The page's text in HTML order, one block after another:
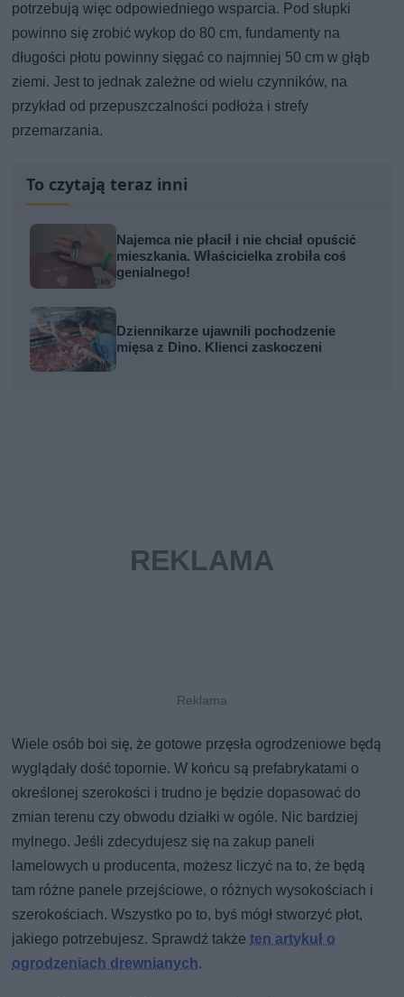
potrzebują więc odpowiedniego wsparcia. Pod słupki
powinno się zrobić wykop do 80 cm, fundamenty na
długości płotu powinny sięgać co najmniej 50 cm w głąb
ziemi. Jest to jednak zależne od wielu czynników, na
przykład od przepuszczalności podłoża i strefy
przemarzania.
To czytają teraz inni
Najemca nie płacił i nie chciał opuścić
mieszkania. Właścicielka zrobiła coś
genialnego!
Dziennikarze ujawnili pochodzenie
mięsa z Dino. Klienci zaskoczeni
Wiele osób boi się, że gotowe przęsła ogrodzeniowe będą
wyglądały dość topornie. W końcu są prefabrykatami o
określonej szerokości i trudno je będzie dopasować do
zmian terenu czy obwodu działki w ogóle. Nic bardziej
mylnego. Jeśli zdecydujesz się na zakup paneli
lamelowych u producenta, możesz liczyć na to, że będą
tam różne panele przejściowe, o różnych wysokościach i
szerokościach. Wszystko po to, byś mógł stworzyć płot,
jakiego potrzebujesz. Sprawdź takżeten artykuł o
ogrodzeniach drewnianych.